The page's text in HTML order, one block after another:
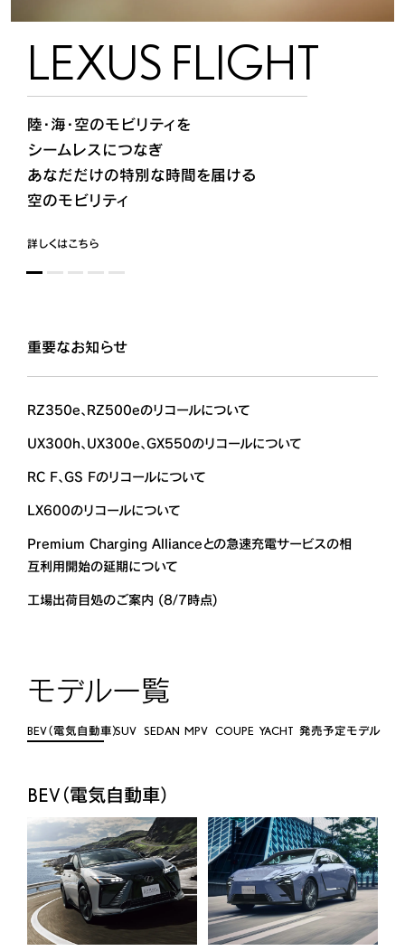
LEXUS FLIGHT
陸・海・空のモビリティを
シームレスにつなぎ
あなだだけの特別な時間を届ける
空のモビリティ
詳しくはこちら
UX300h
新たなボディカラーやオーナメント加飾を
設定し、
日常を明るく彩る上質な空間を演出した
“Shining Essence” を追加設定
詳しくはこちら
ES
新型「ES」を発売
HEVとバッテリーEV（BEV）を併せ持つ、
LEXUSの次世代電動車ラインアップの
先陣を切るモデル
詳しくはこちら
LBX MORIZO RR
「LBX MORIZO RR」を一部改良
エクステリアカラーのニュートリノグレー
&ブラック
インテリアカラーのオーカー追加
詳しくはこちら
DISCOVER
Japan Mobility Show 2025の
出展内容をご紹介します。
詳しくはこちら
重要なお知らせ
RZ350e、RZ500eのリコールについて
UX300h、UX300e、GX550のリコールについて
RC F、GS Fのリコールについて
LX600のリコールについて
Premium Charging Allianceとの急速充電サービスの相
互利用開始の延期について
工場出荷目処のご案内 (8/7時点)
モデル一覧
BEV（電気自動車）SUV SEDAN MPV COUPE YACHT 発売予定モデル
BEV（電気自動車）